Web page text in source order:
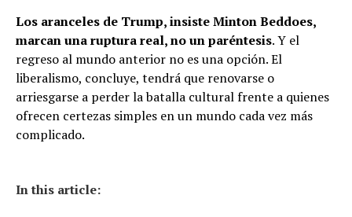
Los aranceles de Trump, insiste Minton Beddoes,
marcan una ruptura real, no un paréntesis. Y el
regreso al mundo anterior no es una opción. El
liberalismo, concluye, tendrá que renovarse o
arriesgarse a perder la batalla cultural frente a quienes
ofrecen certezas simples en un mundo cada vez más
complicado.
In this article: